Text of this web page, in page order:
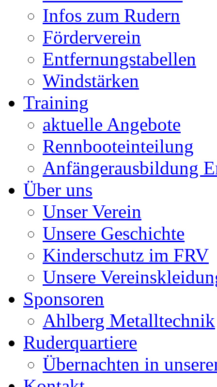
Infos zum Rudern
Förderverein
Entfernungstabellen
Windstärken
Training
aktuelle Angebote
Rennbooteinteilung
Anfängerausbildung
Über uns
Unser Verein
Unsere Geschichte
Kinderschutz im FRV
Unsere
Sponsoren
Ahlberg Metalltechnik
Ruderquartiere
Übernachten in